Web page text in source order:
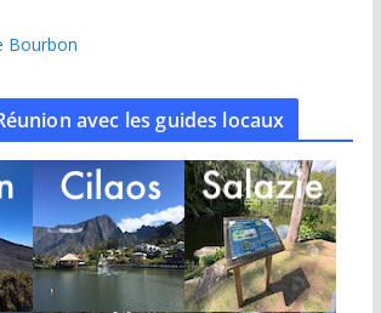
Bourbon
avec les guides locaux